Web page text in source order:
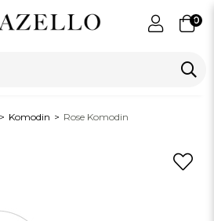
0
Komodin Rose Komodin